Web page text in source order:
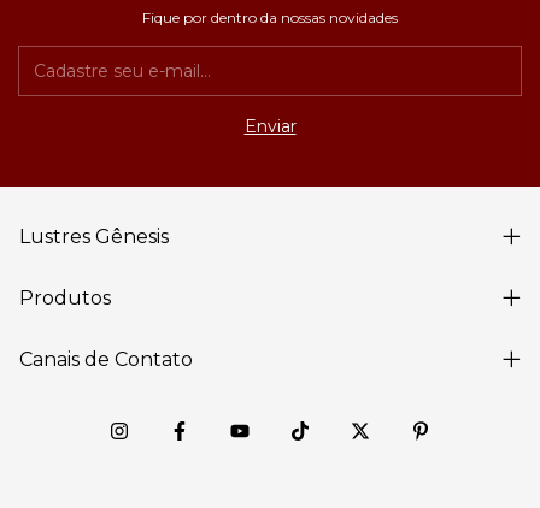
Fique por dentro da nossas novidades
Lustres Gênesis
Produtos
Canais de Contato